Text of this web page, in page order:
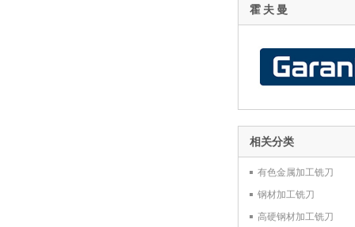
霍 夫 曼
相关分类
有色金属加工铣刀
钢材加工铣刀
高硬钢材加工铣刀